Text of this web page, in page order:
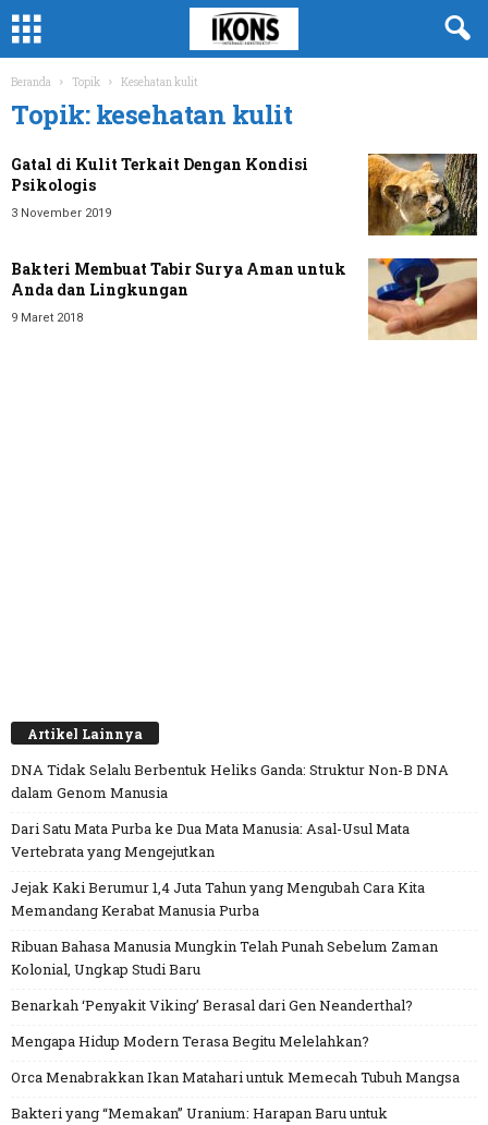
Beranda Topik Kesehatan kulit
Topik: kesehatan kulit
Gatal di Kulit Terkait Dengan Kondisi
Psikologis
3 November 2019
Bakteri Membuat Tabir Surya Aman untuk
Anda dan Lingkungan
9 Maret 2018
Artikel Lainnya
DNA Tidak Selalu Berbentuk Heliks Ganda: Struktur Non-B DNA
dalam Genom Manusia
Dari Satu Mata Purba ke Dua Mata Manusia: Asal-Usul Mata
Vertebrata yang Mengejutkan
Jejak Kaki Berumur 1,4 Juta Tahun yang Mengubah Cara Kita
Memandang Kerabat Manusia Purba
Ribuan Bahasa Manusia Mungkin Telah Punah Sebelum Zaman
Kolonial, Ungkap Studi Baru
Benarkah ‘Penyakit Viking’ Berasal dari Gen Neanderthal?
Mengapa Hidup Modern Terasa Begitu Melelahkan?
Orca Menabrakkan Ikan Matahari untuk Memecah Tubuh Mangsa
Bakteri yang “Memakan” Uranium: Harapan Baru untuk